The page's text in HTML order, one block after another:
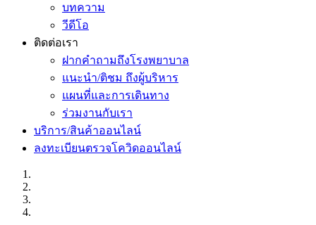
บทความ
วีดีโอ
ติดต่อเรา
ฝากคำถามถึงโรงพยาบาล
แนะนำ/ติชม ถึงผู้บริหาร
แผนที่และการเดินทาง
ร่วมงานกับเรา
บริการ/สินค้าออนไลน์
ลงทะเบียนตรวจโควิดออนไลน์